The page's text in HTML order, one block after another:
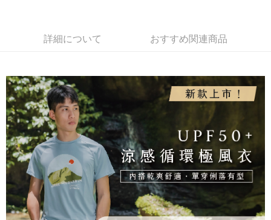
2. 支払い方法で「OP Pay Later」を選択すると、注文が成立した後に自動
を基準とします。
4. 注文成立後30分以内に確認取引を行わない場合や審査が通過しない場
合、注文は自動的にキャンセルされます。「転専審査」に未通過の状況が
発生した場合は、システムの評価基準に達していないことを意味し、評価
内容についての説明はいたしかねます。
【支払い方法の説明】
1. 分割払いの金額は電信請求書に統合されず、「OP Pay Later」は毎月の
締め日後に支払いリマインダーのSMSを送信します。
2. SMSのリンクを通じて請求書を開いた後、「コンビニバーコード／台湾
大直営店舗／銀行振込／街口支払い／iPASS MONEY」などのチャネルで
支払いを選択できます。
一、 AFTEE代金後払いについて
3.注文するときのお支払いは不要です。商品はご指定の住所に配送されま
す。
4.ご注文が完了すると、携帯に支払い通知のSMSが届きます。アプリ会員
の場合は、AFTEE アプリプッシュ通知が届きます。
5.商品受け取り時のお支払いは不要です。商品を確かめてから、SMSまた
はアプリの通知に従って、4大コンビニ、またはATM/オンラインバンキン
グでお支払いください。
代金納付期限は最短で 14 日以内ですので、ご注意ください。AFTEE アプ
リをダウンロードして AFTEE 会員になるとお支払い期限を最長 45 日以内
まで延長できます。
お支払期限は、ショップが請求した期日と、AFTEEで延長できる日数をも
配送方法
全家取貨付款
配送毎にNT$100、NT$1,000以上で送料無料
付款後全家取貨
配送毎にNT$100、NT$1,000以上で送料無料
7-11取貨付款
配送毎にNT$100、NT$1,000以上で送料無料
付款後7-11取貨
詳細について おすすめ関連商品